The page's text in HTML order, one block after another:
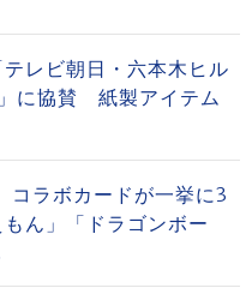
レビ朝日・六本木ヒル
に協賛 紙製アイテム
ラボカードが一挙に3
ん」「ドラゴンボー